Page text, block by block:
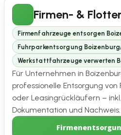
Firmen- &
Firmenfahrzeuge entsorgen
Fuhrparkentsorgung
Werkstattfahrzeuge verwerten
Für Unternehmen in
professionelle Entsorgung
oder Leasingrückläufern –
Dokumentation und Nachweis.